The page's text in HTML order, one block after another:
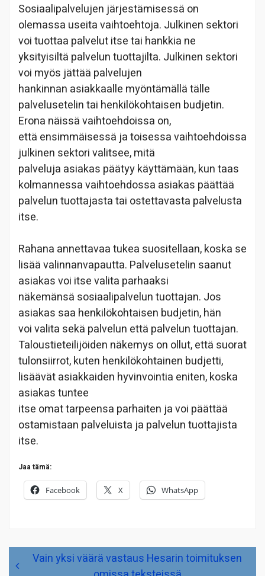
Sosiaalipalvelujen järjestämisessä on
olemassa useita vaihtoehtoja. Julkinen sektori
voi tuottaa palvelut itse tai hankkia ne
yksityisiltä palvelun tuottajilta. Julkinen sektori
voi myös jättää palvelujen
hankinnan asiakkaalle myöntämällä tälle
palvelusetelin tai henkilökohtaisen budjetin.
Erona näissä vaihtoehdoissa on,
että ensimmäisessä ja toisessa vaihtoehdoissa
julkinen sektori valitsee, mitä
palveluja asiakas päätyy käyttämään, kun taas
kolmannessa vaihtoehdossa asiakas päättää
palvelun tuottajasta tai ostettavasta palvelusta
itse.
Rahana annettavaa tukea suositellaan, koska se
lisää valinnanvapautta. Palvelusetelin saanut
asiakas voi itse valita parhaaksi
näkemänsä sosiaalipalvelun tuottajan. Jos
asiakas saa henkilökohtaisen budjetin, hän
voi valita sekä palvelun että palvelun tuottajan.
Taloustieteilijöiden näkemys on ollut, että suorat
tulonsiirrot, kuten henkilökohtainen budjetti,
lisäävät asiakkaiden hyvinvointia eniten, koska
asiakas tuntee
itse omat tarpeensa parhaiten ja voi päättää
ostamistaan palveluista ja palvelun tuottajista
itse.
Jaa tämä:
Facebook X WhatsApp
Artikkelien
selaus Vain yksi väärä vastaus Hesarin toimituksen